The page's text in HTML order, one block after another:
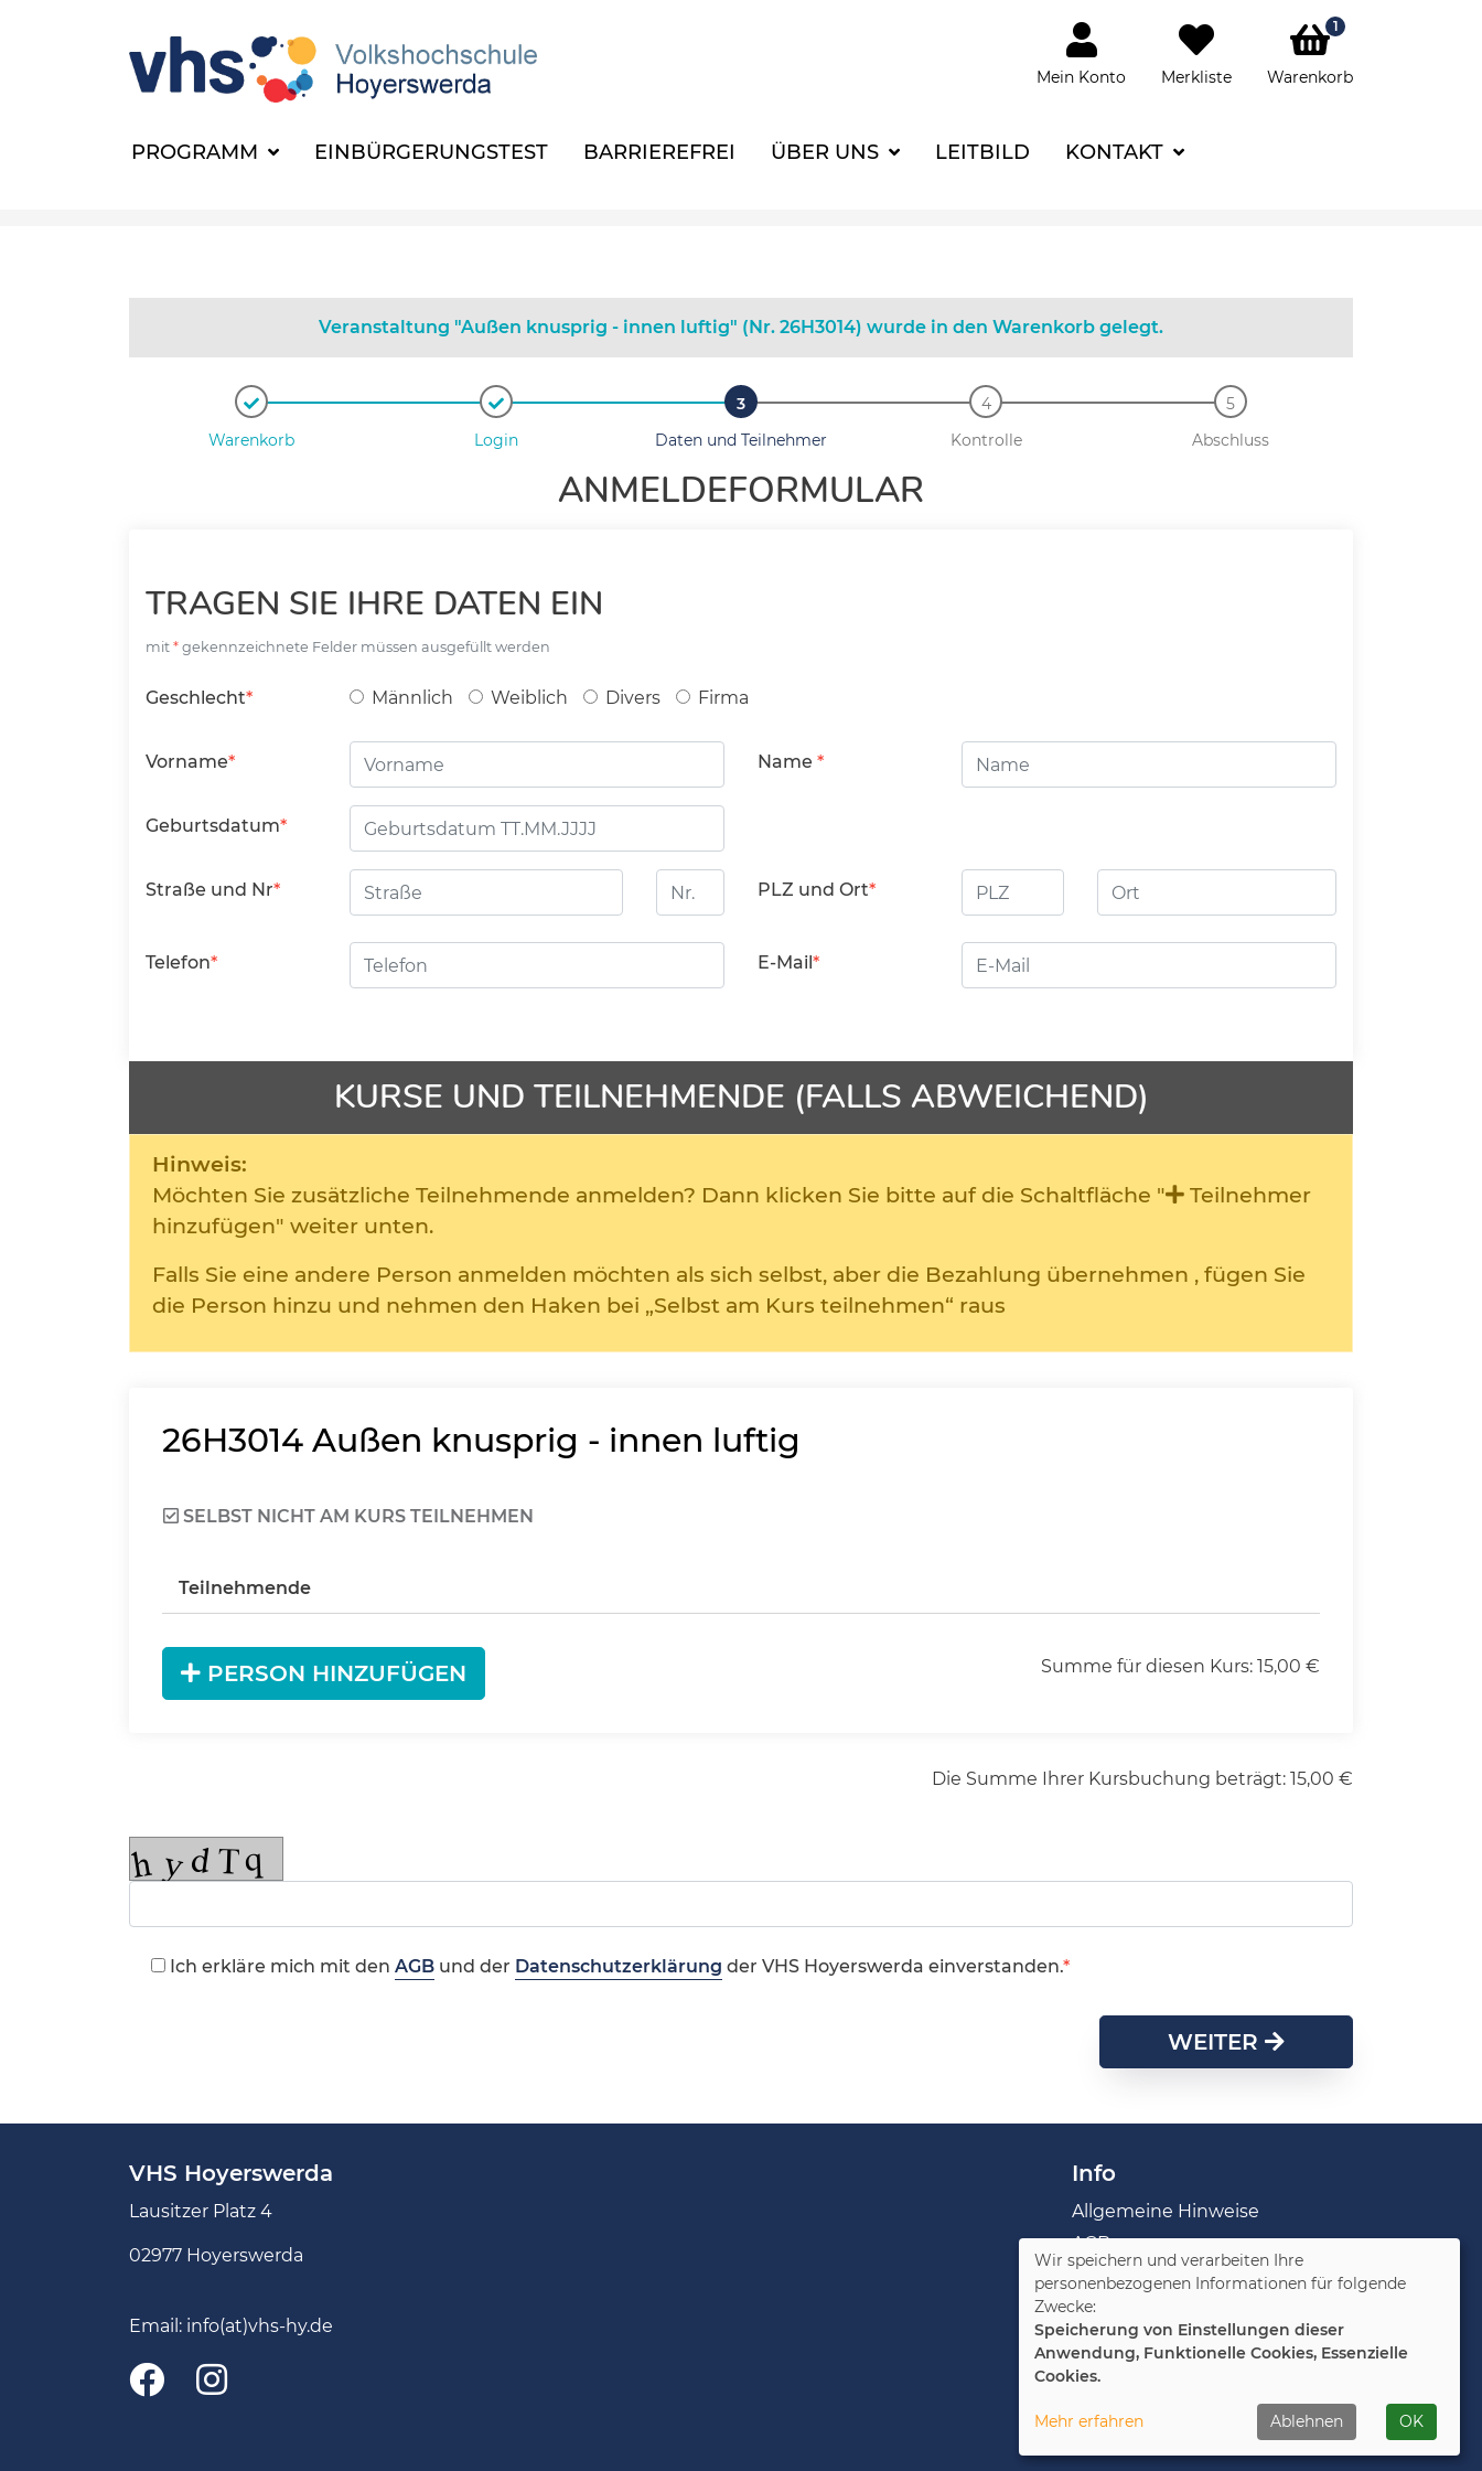
Mein Konto Merkliste Warenkorb
1
PROGRAMM EINBÜRGERUNGSTEST BARRIEREFREI ÜBER UNS LEITBILD KONTAKT
Veranstaltung "Außen knusprig - innen luftig" (Nr. 26H3014) wurde in den Warenkorb gelegt.
Warenkorb Login Daten und Teilnehmer Kontrolle Abschluss
ANMELDEFORMULAR
TRAGEN SIE IHRE DATEN EIN
mit gekennzeichnete Felder müssen ausgefüllt werden
Geschlecht Männlich Weiblich Divers Firma
Vorname Name
Geburtsdatum
Straße und Nr Straße HausnummerPLZ und Ort PLZ Ort
Telefon E-Mail
KURSE UND TEILNEHMENDE (FALLS ABWEICHEND)
Hinweis:
Möchten Sie zusätzliche Teilnehmende anmelden? Dann klicken Sie bitte auf die Schaltfläche "
Teilnehmer
hinzufügen" weiter unten.
Falls Sie eine andere Person anmelden möchten als sich selbst, aber die Bezahlung übernehmen , fügen Sie
die Person hinzu und nehmen den Haken bei „Selbst am Kurs teilnehmen“ raus
26H3014 Außen knusprig - innen luftig
SELBST NICHT AM KURS TEILNEHMEN
Teilnehmende
Summe für diesen Kurs: 15,00 €
PERSON HINZUFÜGEN
Die Summe Ihrer Kursbuchung beträgt: 15,00 €
Ich erkläre mich mit den AGB und der Datenschutzerklärung der VHS Hoyerswerda einverstanden.
WEITER
VHS Hoyerswerda
Lausitzer Platz 4
02977 Hoyerswerda
Email: info(at)vhs-hy.de
Info
Allgemeine Hinweise
AGB
Impressum
Datenschutzerklärung
Widerruf
Cookie Einstellungen
Wir speichern und verarbeiten Ihre
personenbezogenen Informationen für folgende
Zwecke:
Speicherung von Einstellungen dieser
Anwendung, Funktionelle Cookies, Essenzielle
Cookies.
Mehr erfahren Ablehnen OK